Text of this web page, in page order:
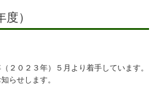
）
２０２３年）５月より着手しています。
らせします。